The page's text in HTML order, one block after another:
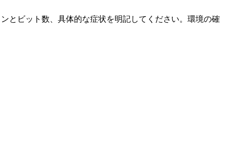
とビット数、具体的な症状を明記してください。環境の確